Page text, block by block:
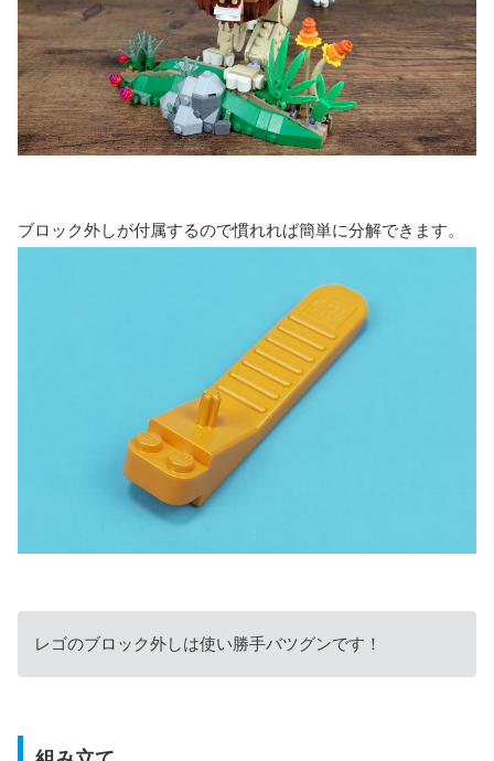
ブロック外しが付属するので慣れれば簡単に分解できます。
レゴのブロック外しは使い勝手バツグンです！